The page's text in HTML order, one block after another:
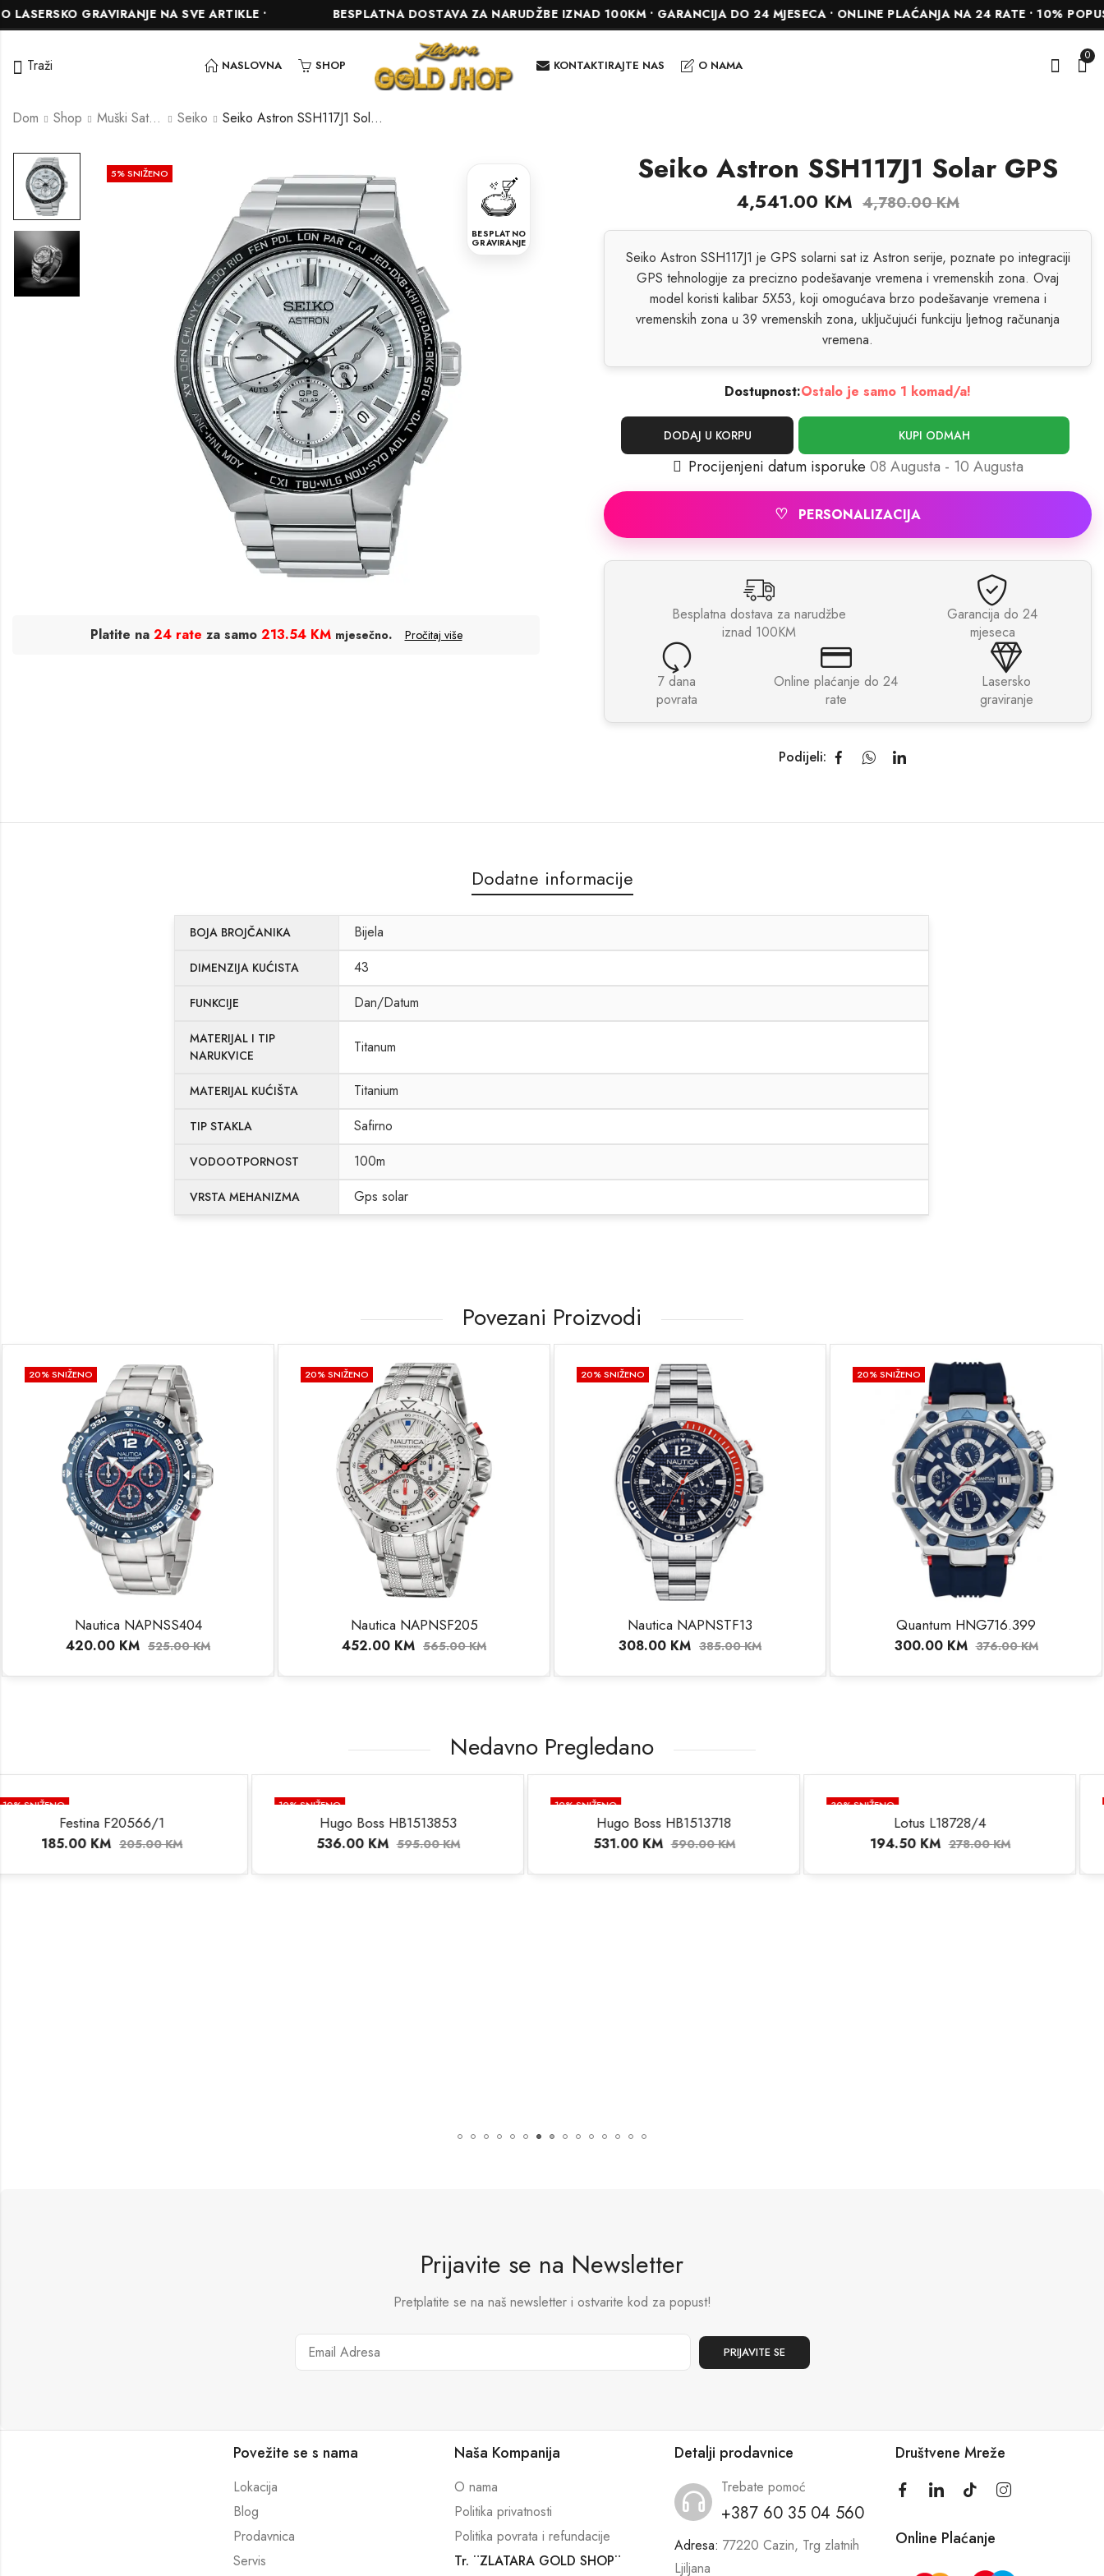
GRAVIRANJE NA SVE ARTIKLE • BESPLATNA DOSTAVA ZA NARUDŽBE IZNAD 100KM • GARANCIJA DO 24 MJESECA • ONLINE PLAĆANJA NA 24 RATE • 10% POPUSTA
Traži NASLOVNA SHOP KONTAKTIRAJTE NAS O NAMA
0
Dom Shop Muški Satovi Seiko Seiko Astron SSH117J1 Solar GPS
Seiko Presage
SRPE15J1 Automatik
900.00KM
Seiko SSA343J1
5% SNIŽENO
BESPLATNO
GRAVIRANJE
Platite na 24 rate za samo 213.54 KM mjesečno. Pročitaj više
Seiko Astron SSH117J1 Solar GPS
4,541.00 KM 4,780.00KM
Seiko Astron SSH117J1 je GPS solarni sat iz Astron serije, poznate po integraciji
GPS tehnologije za precizno podešavanje vremena i vremenskih zona. Ovaj
model koristi kalibar 5X53, koji omogućava brzo podešavanje vremena i
vremenskih zona u 39 vremenskih zona, uključujući funkciju ljetnog računanja
vremena.
Dostupnost:Ostalo je samo 1 komad/a!
DODAJ U KORPU KUPI ODMAH
Procijenjeni datum isporuke 08 Augusta - 10 Augusta
♡ PERSONALIZACIJA
Besplatna dostava za narudžbe
iznad 100KM
Garancija do 24
mjeseca
7 dana
povrata
Online plaćanje do 24
rate
Lasersko
graviranje
Podijeli:
Dodatne informacije
BOJA BROJČANIKA Bijela
DIMENZIJA KUĆISTA 43
FUNKCIJE Dan/Datum
MATERIJAL I TIP
NARUKVICE
Titanum
MATERIJAL KUĆIŠTA Titanium
TIP STAKLA Safirno
VODOOTPORNOST 100m
VRSTA MEHANIZMA Gps solar
Povezani Proizvodi
20% SNIŽENO
Nautica NAPNSS404
420.00 KM 525.00KM
20% SNIŽENO
Nautica NAPNSF205
452.00 KM 565.00KM
20% SNIŽENO
Nautica NAPNSTF13
308.00 KM 385.00KM
20% SNIŽENO
Quantum HNG716.399
300.00 KM 376.00KM
Nedavno Pregledano
10% SNIŽENO
Hugo Boss HB1513853
536.00KM 595.00
10% SNIŽENO
Hugo Boss HB1513718
531.00KM 590.00
30% SNIŽENO
Lotus L18728/4
194.50KM 278.00
10% SNIŽENO
Philipp Plein PWCAA1021
792.00KM 880.00
Prijavite se na Newsletter
Pretplatite se na naš newsletter i ostvarite kod za popust!
Povežite se s nama
Lokacija
Blog
Prodavnica
Servis
Naša Kompanija
O nama
Politika privatnosti
Politika povrata i refundacije
Tr. ¨ZLATARA GOLD SHOP¨
Detalji prodavnice
Trebate pomoć
+387 60 35 04 560
Adresa: 77220 Cazin, Trg zlatnih
Ljiljana
Društvene Mreže
Online Plaćanje